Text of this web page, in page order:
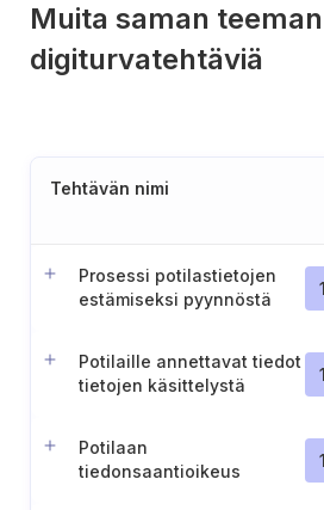
Muita saman teeman
digiturvatehtäviä
Tehtävän nimi
Prosessi potilastietojen
estämiseksi pyynnöstä
1
Potilaille annettavat tiedot
tietojen käsittelystä
1
Potilaan
tiedonsaantioikeus
1